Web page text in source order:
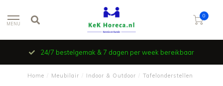
MENU
0
24/7 bestelgemak & 7 dagen per week bereikbaar
Home Meubilair Indoor & Outdoor Tafelonderstellen